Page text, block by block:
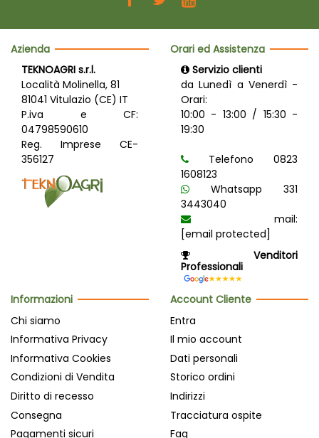
Azienda
TEKNOAGRI s.r.l.
Località Molinella, 81
81041 Vitulazio (CE) IT
P.iva e CF:
04798590610
Reg. Imprese CE-
356127
Orari ed Assistenza
Servizio clienti
da Lunedì a Venerdì -
Orari:
10:00 - 13:00 / 15:30 -
19:30
Telefono 0823
1608123
Whatsapp 331
3443040
mail:
[email protected]
Venditori
Professionali
Informazioni
Chi siamo
Informativa Privacy
Informativa Cookies
Condizioni di Vendita
Diritto di recesso
Consegna
Pagamenti sicuri
Account Cliente
Entra
Il mio account
Dati personali
Storico ordini
Indirizzi
Tracciatura ospite
Faq